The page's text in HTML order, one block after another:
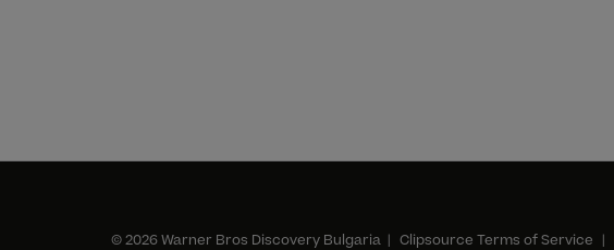
© 2026 Warner Bros Discovery Bulgaria | Clipsource Terms of Service